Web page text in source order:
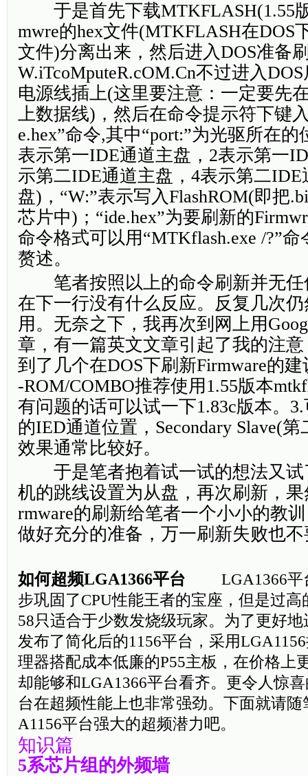
于是首先下载MTKFLASH(1.55
mwre的hex文件(MTKFLASH在DOS
文件)分离出来，然后进入DOS准备
W.iTcoMputeR.cOM.Cn不过进入
电源线插上(这里要注意：一定要先
上数据线)，然后在命令提示符下键
e.hex”命令,其中“port:”为光驱所在的
表示第一IDE通道主盘，2表示第一
示第二IDE通道主盘，4表示第二IDE
盘)，“W:”表示写入FlashROM(即把
芯片中)；“ide.hex”为要刷新的
命令格式可以用“MTKflash.exe /?”
赘述。
笔者按照以上的命令刷新并无任
在下一行没有什么反应。反复几次
用。无奈之下，我再次到网上用
章，有一篇英文文章引起了我的注
到了几个在DOS下刷新Firmware的
-ROM/COMBO推荐使用1.55版本
有问题的话可以试一下1.83c版本。
的IED通道位置，Secondary Slave(
效果通常比较好。
于是笔者抱着试一试的想法又试
机的跳线设置为从盘，再次刷新，
rmware的刷新给笔者一个小小的教
做好充分的准备，万一刷新失败也
如何超频LGA1366平台 LGA1366平
步巩固了CPU性能王者的宝座，但是过高
58只适合于少数发烧级玩家。为了更好
发布了简化后的1156平台，采用
理器搭配成本低廉的P55主板，在价格上
却能够和LGA1366平台看齐。更令人惊
台在超频性能上也非常强劲。下面就请
A1156平台强大的超频潜力吧。
知识篇
5系芯片组的外频墙